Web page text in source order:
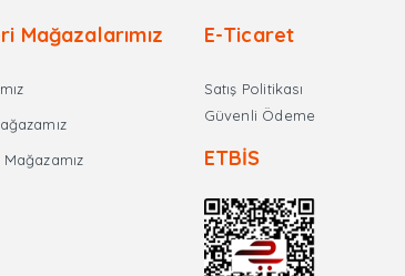
Mağazalarımız E-Ticaret
Satış Politikası
Güvenli Ödeme
ETBİS